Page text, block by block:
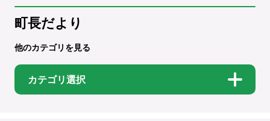
町長だより
他のカテゴリを見る
カテゴリ選択